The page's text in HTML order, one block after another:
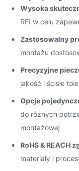
Tolerancja:
Metoda
produkcji:
Opakowanie:
MOQ:
Wysoka
RFI w celu
Zastosowalny
montażu
Precyzyjne
jakość i ścisłe
Opcje
do różnych
montażowej
RoHS & REACH
materiały i